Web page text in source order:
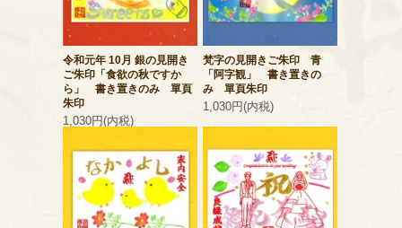
令和元年 10月 銀の見開き
ご朱印「食欲の秋ですか
ら」 書き置きのみ 單頁
朱印
1,030円(内税)
梵字の見開きご朱印 青
「阿字観」 書き置きの
み 單頁朱印
1,030円(内税)